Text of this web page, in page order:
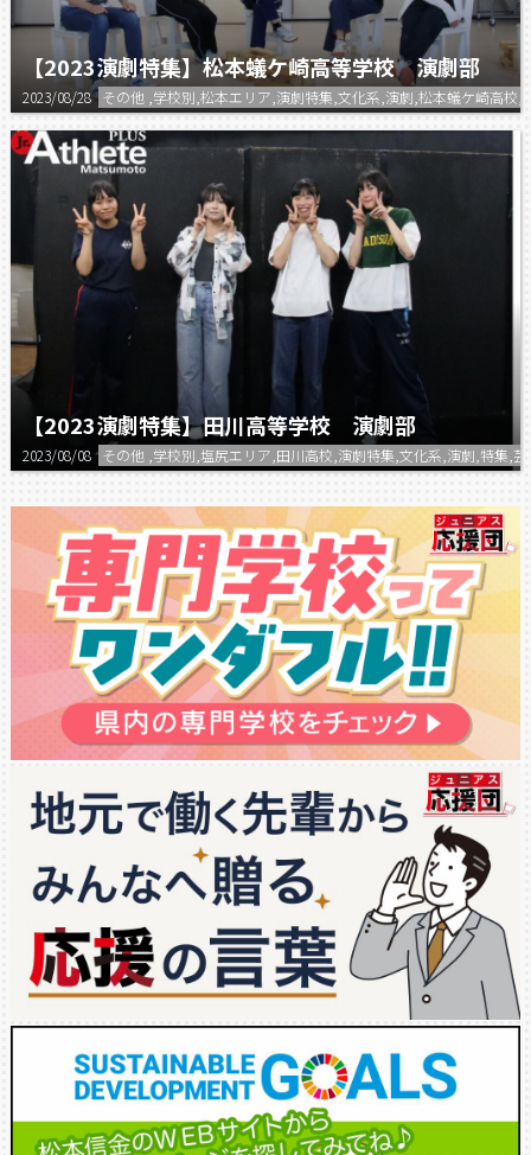
【2023演劇特集】松本蟻ケ崎高等学校 演劇部
2023/08/28 その他 ,学校別,松本エリア,演劇特集,文化系,演劇,松本蟻ケ崎高校,
【2023演劇特集】田川高等学校 演劇部
2023/08/08 その他 ,学校別,塩尻エリア,田川高校,演劇特集,文化系,演劇,特集,芸